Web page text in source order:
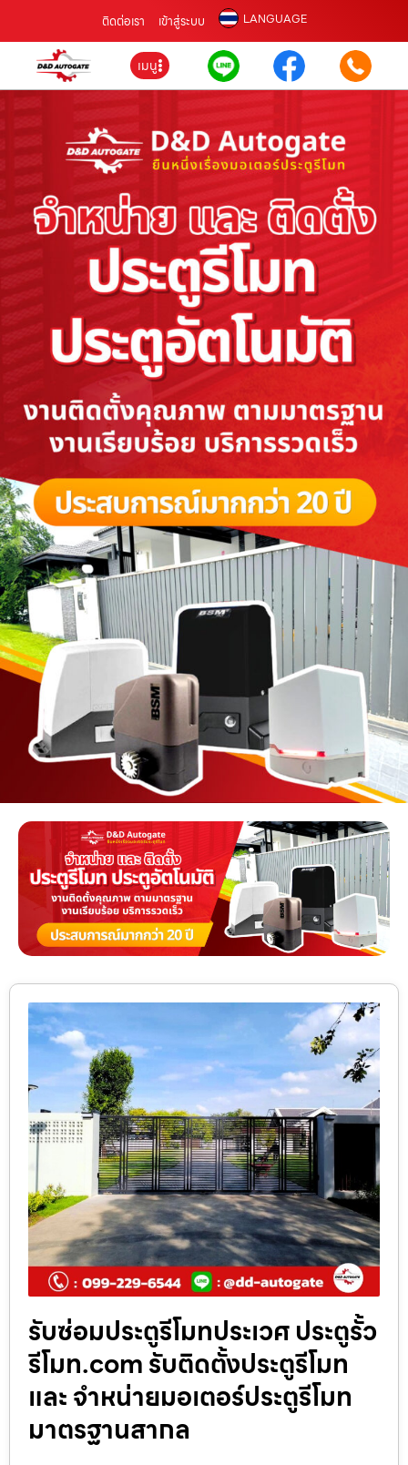
ติดต่อเรา เข้าสู่ระบบ LANGUAGE
เมนู
รับซ่อมประตูรีโมทประเวศ ประตูรั้ว
รีโมท.com รับติดตั้งประตูรีโมท
และ จำหน่ายมอเตอร์ประตูรีโมท
มาตรฐานสากล